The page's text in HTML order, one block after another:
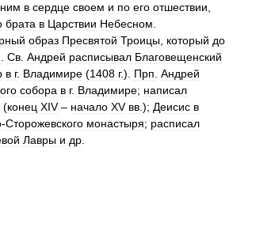
ним в сердце своем и по его отшествии
брата в Царствии Небесном
образ Пресвятой Троицы который до
Св Андрей расписывал Благовещенский
в г. Владимире (1408 г.). Прп Андрей
собора в г. Владимире; написал
(конец XIV– начало XV вв .); Деисис в
-Сторожевского монастыря; расписал
Лавры и др